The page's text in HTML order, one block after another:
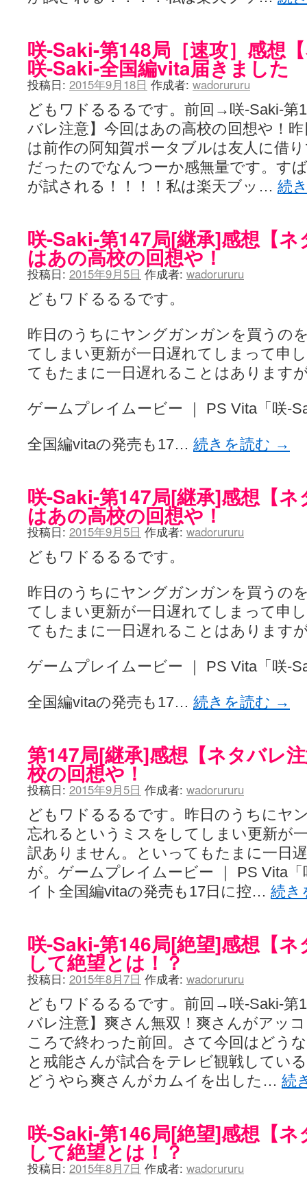
咲-Saki-第148局［速攻］感
咲-Saki-全国編vita届きました
投稿日: 2015年9月18日 作成者: wadorururu
どもワドるるるです。前回→咲-Saki-第
バレ注意】今回はあの高校の回想や！
は前作の阿知賀ポータブルは友人に借
だったのでなんつーか感無量です。す
が試される！！！！私は楽天ブッ… 続
咲-Saki-第147局[継承]感想【
はあの高校の回想や！
投稿日: 2015年9月5日 作成者: wadorururu
どもワドるるるです。
昨日のうちにヤングガンガンを買うの
てしまい更新が一日遅れてしまって申
てもたまに一日遅れることはあります
ゲームプレイムービー ｜ PS Vita「咲-
全国編vitaの発売も17… 続きを読む →
咲-Saki-第147局[継承]感想【
はあの高校の回想や！
投稿日: 2015年9月5日 作成者: wadorururu
どもワドるるるです。
昨日のうちにヤングガンガンを買うの
てしまい更新が一日遅れてしまって申
てもたまに一日遅れることはあります
ゲームプレイムービー ｜ PS Vita「咲-
全国編vitaの発売も17… 続きを読む →
第147局[継承]感想【ネタバレ
校の回想や！
投稿日: 2015年9月5日 作成者: wadorururu
どもワドるるるです。昨日のうちにヤ
忘れるというミスをしてしまい更新が
訳ありません。といってもたまに一日
が。ゲームプレイムービー ｜ PS Vita
イト全国編vitaの発売も17日に控… 続き
咲-Saki-第146局[絶望]感想【
して絶望とは！？
投稿日: 2015年8月7日 作成者: wadorururu
どもワドるるるです。前回→咲-Saki-第
バレ注意】爽さん無双！爽さんがアッ
ころで終わった前回。さて今回はどう
と戒能さんが試合をテレビ観戦してい
どうやら爽さんがカムイを出した… 続
咲-Saki-第146局[絶望]感想【
して絶望とは！？
投稿日: 2015年8月7日 作成者: wadorururu